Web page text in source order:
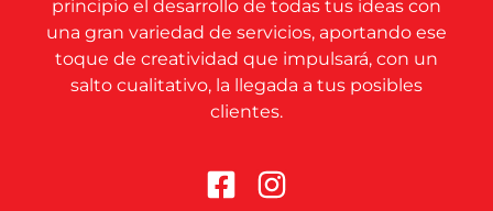
principio el desarrollo de todas tus ideas con
una gran variedad de servicios, aportando ese
toque de creatividad que impulsará, con un
salto cualitativo, la llegada a tus posibles
clientes.